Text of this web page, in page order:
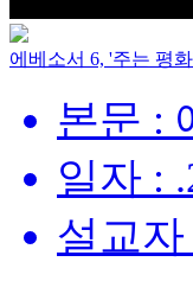
에베소서 6, '주는 평
본문 :
일자 :
설교